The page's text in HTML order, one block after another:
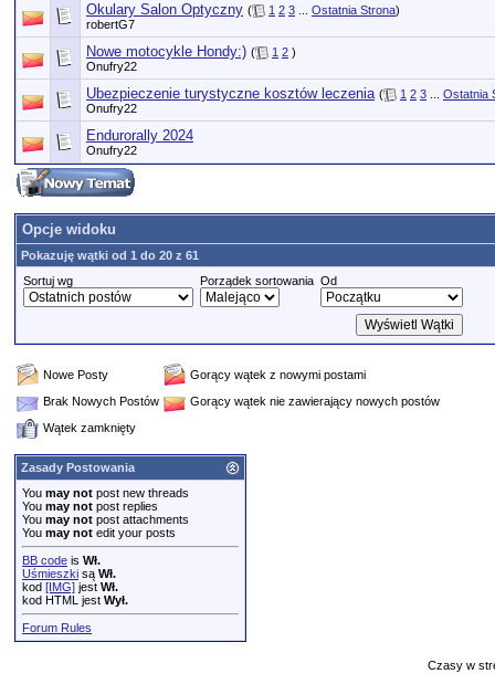
Okulary Salon Optyczny ( 1 2 3 Ostatnia Strona)
robertG7
Nowe motocykle Hondy:) ( 1 2 )
Onufry22
Ubezpieczenie turystyczne kosztów leczenia ( 1 2 3
Ostatnia
Onufry22
Endurorally 2024
Onufry22
Opcje widoku
Pokazuję wątki od 1 do 20 z 61
Sortuj wg
Porządek sortowania Od
Nowe Posty
Gorący wątek z nowymi postami
Brak Nowych Postów
Gorący wątek nie zawierający nowych postów
Wątek zamknięty
Zasady Postowania
You may not post new threads
You may not post replies
You may not post attachments
You may not edit your posts
BB code is Wł.
Uśmieszki są Wł.
kod [IMG] jest Wł.
kod HTML jest Wył.
Forum Rules
Czasy w